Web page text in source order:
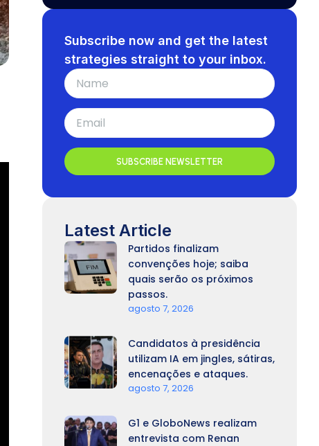
Subscribe now and get the latest
strategies straight to your inbox.
SUBSCRIBE NEWSLETTER
Latest Article
Partidos finalizam
convenções hoje; saiba
quais serão os próximos
passos.
agosto 7, 2026
Candidatos à presidência
utilizam IA em jingles, sátiras,
encenações e ataques.
agosto 7, 2026
G1 e GloboNews realizam
entrevista com Renan